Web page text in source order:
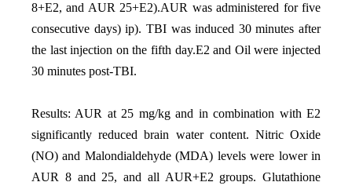
8+E2, and AUR 25+E2).AUR was administered for five
consecutive days) ip). TBI was induced 30 minutes after
the last injection on the fifth day.E2 and Oil were injected
30 minutes post-TBI.
Results: AUR at 25 mg/kg and in combination with E2
significantly reduced brain water content. Nitric Oxide
(NO) and Malondialdehyde (MDA) levels were lower in
AUR 8 and 25, and all AUR+E2 groups. Glutathione